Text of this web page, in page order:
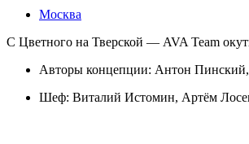
Москва
С Цветного на Тверской — AVA Team
Авторы концепции: Антон
Шеф: Виталий Истомин, Артём